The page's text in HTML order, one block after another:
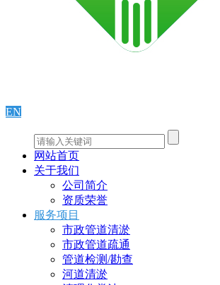
EN
网站首页
关于我们
公司简介
资质荣誉
服务项目
市政管道清淤
市政管道疏通
管道检测/勘查
河道清淤